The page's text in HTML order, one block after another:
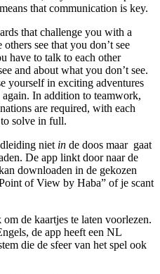
that communication is key.
that challenge you with a
see that you don’t see
have to talk to each other
and about what you don’t see.
yourself in exciting adventures
In addition to teamwork,
are required, with each
solve in full.
niet in de doos maar gaat
De app linkt door naar de
downloaden in de gekozen
of View by Haba” of je scant
de kaartjes te laten voorlezen.
de app heeft een NL
die de sfeer van het spel ook